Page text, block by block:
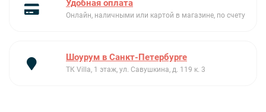
Удобная оплата
Онлайн, наличными или картой в магазине, по счету
Шоурум в Санкт-Петербурге
ТК Villa, 1 этаж, ул. Савушкина, д. 119 к. 3